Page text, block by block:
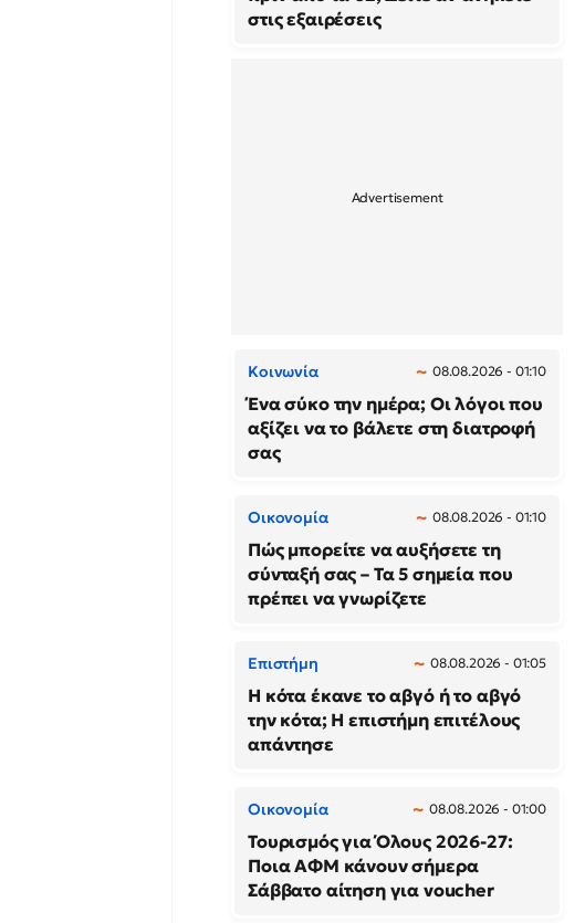
στις εξαιρέσεις
Κοινωνία 08.08.2026 - 01:10
Ένα σύκο την ημέρα; Οι λόγοι που
αξίζει να το βάλετε στη διατροφή
σας
Οικονομία 08.08.2026 - 01:10
Πώς μπορείτε να αυξήσετε τη
σύνταξή σας – Τα 5 σημεία που
πρέπει να γνωρίζετε
Επιστήμη 08.08.2026 - 01:05
Η κότα έκανε το αβγό ή το αβγό
την κότα; Η επιστήμη επιτέλους
απάντησε
Οικονομία 08.08.2026 - 01:00
Τουρισμός για Όλους 2026-27:
Ποια ΑΦΜ κάνουν σήμερα
Σάββατο αίτηση για voucher